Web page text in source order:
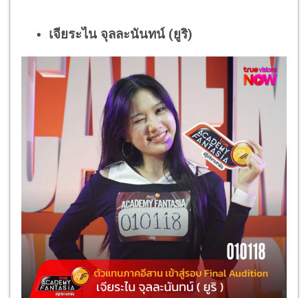
เจียระไน จุลละนันทน์ (ยูริ)